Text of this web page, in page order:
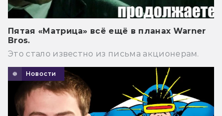
Пятая «Матрица» всё ещё в планах Warner
Bros.
Это стало известно из письма акционерам.
Новости